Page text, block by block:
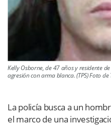
Kelly Osborne, de 47 años y residente
agresión con arma blanca. (TPS) Foto de
La policía busca a un
el marco de una